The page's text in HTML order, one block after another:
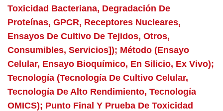
Toxicidad Bacteriana, Degradación De
Proteínas, GPCR, Receptores Nucleares,
Ensayos De Cultivo De Tejidos, Otros,
Consumibles, Servicios]); Método (ensayo
Celular, Ensayo Bioquímico, En Silicio, Ex Vivo);
Tecnología (tecnología De Cultivo Celular,
Tecnología De Alto Rendimiento, Tecnología
OMICS); Punto Final Y Prueba De Toxicidad